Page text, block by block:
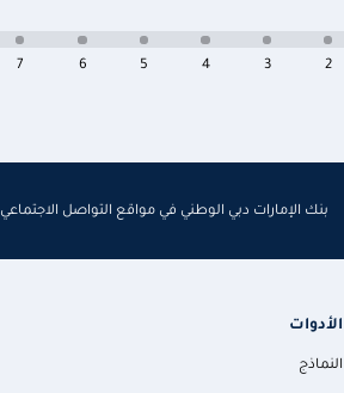
7 6 5 4 3 2
بنك الإمارات دبي الوطني في مواقع التواصل الاجتماعي
الأدوات
النماذج